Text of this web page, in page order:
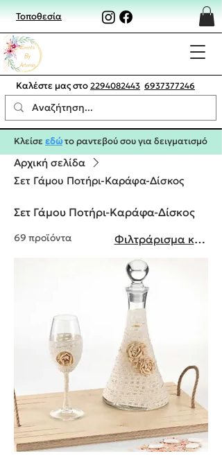
Τοποθεσία
Καλέστε μας στο 2294082443 6937377246
Κλείσεεδώτο ραντεβού σου για δειγματισμό
Αρχική σελίδα
Σετ Γάμου Ποτήρι-Καράφα-Δίσκος
Σετ Γάμου Ποτήρι-Καράφα-Δίσκος
69 προϊόντα Φιλτράρισμα και